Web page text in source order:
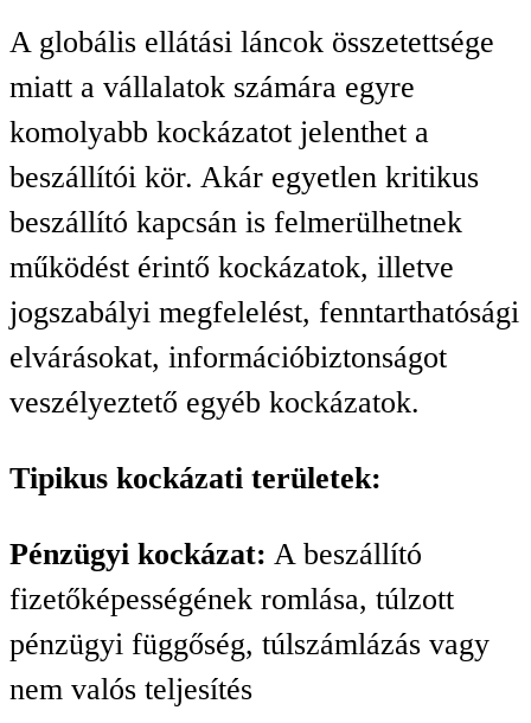
A globális ellátási láncok összetettsége
miatt a vállalatok számára egyre
komolyabb kockázatot jelenthet a
beszállítói kör. Akár egyetlen kritikus
beszállító kapcsán is felmerülhetnek
működést érintő kockázatok, illetve
jogszabályi megfelelést, fenntarthatósági
elvárásokat, információbiztonságot
veszélyeztető egyéb kockázatok.
Tipikus kockázati területek:
Pénzügyi kockázat: A beszállító
fizetőképességének romlása, túlzott
pénzügyi függőség, túlszámlázás vagy
nem valós teljesítés